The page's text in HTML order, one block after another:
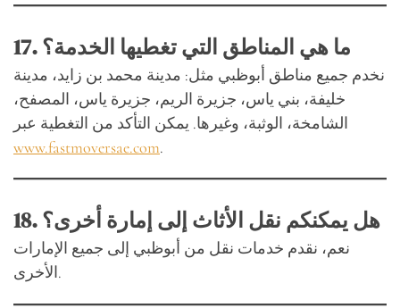
17. ما هي المناطق التي تغطيها الخدمة؟
نخدم جميع مناطق أبوظبي مثل: مدينة محمد بن زايد، مدينة
خليفة، بني ياس، جزيرة الريم، جزيرة ياس، المصفح،
الشامخة، الوثبة، وغيرها. يمكن التأكد من التغطية عبر
www.fastmoversae.com.
18. هل يمكنكم نقل الأثاث إلى إمارة أخرى؟
نعم، نقدم خدمات نقل من أبوظبي إلى جميع الإمارات
الأخرى.